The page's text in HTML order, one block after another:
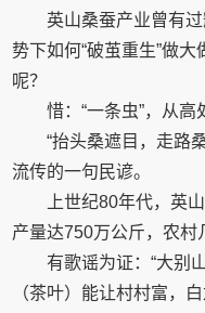
英山桑蚕产业曾有
势下如何“破茧重生”做大
呢？
惜：“一条虫”，从高
“抬头桑遮目，走路
流传的一句民谚。
上世纪80年代，英
产量达750万公斤，农村
有歌谣为证：“大别
（茶叶）能让村村富，